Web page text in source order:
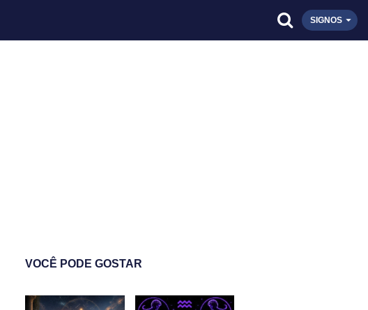
SIGNOS
VOCÊ PODE GOSTAR